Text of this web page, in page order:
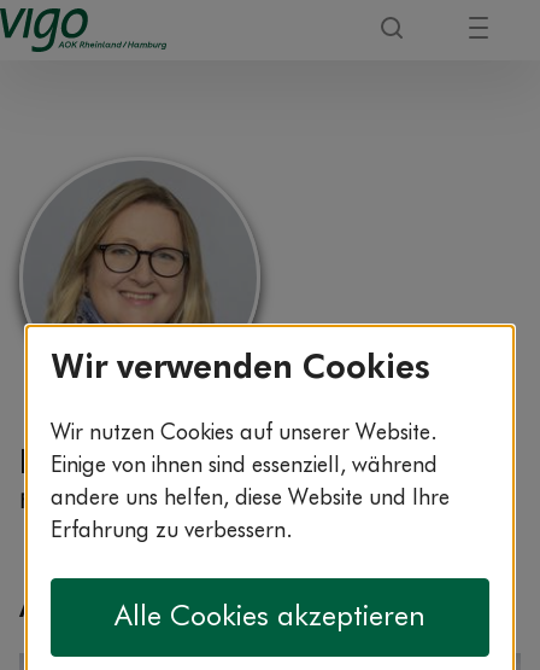
Dr. Maren Bettac
Fachärztin für Zahnheilkunde
Artikel aus dem Bereich
Wir verwenden Cookies
Wir nutzen Cookies auf unserer Website.
Einige von ihnen sind essenziell, während
andere uns helfen, diese Website und Ihre
Erfahrung zu verbessern.
Alle Cookies akzeptieren